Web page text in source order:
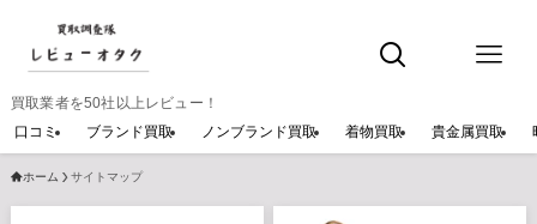
買取業者を50社以上レビュー！
口コミ
ブランド買取 ノンブランド買取 着物買取 貴金属買取
ホーム サイトマップ